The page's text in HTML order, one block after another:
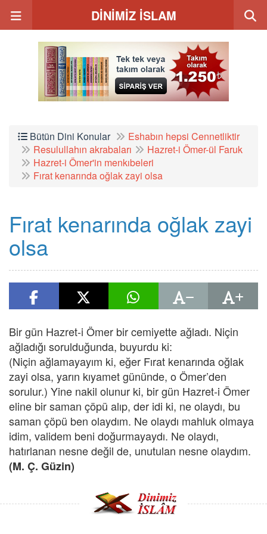
DİNİMİZ İSLAM
Bütün Dini Konular
Eshabın hepsi Cennetliktir
Resulullahın akrabaları
Hazret-i Ömer-ül Faruk
Hazret-i Ömer'in menkıbeleri
Fırat kenarında oğlak zayi olsa
Fırat kenarında oğlak zayi
olsa
Bir gün Hazret-i Ömer bir cemiyette ağladı. Niçin
ağladığı sorulduğunda, buyurdu ki:
(Niçin ağlamayayım ki, eğer Fırat kenarında oğlak
zayi olsa, yarın kıyamet gününde, o Ömer’den
sorulur.) Yine nakil olunur ki, bir gün Hazret-i Ömer
eline bir saman çöpü alıp, der idi ki, ne olaydı, bu
saman çöpü ben olaydım. Ne olaydı mahluk olmaya
idim, validem beni doğurmayaydı. Ne olaydı,
hatırlanan nesne değil de, unutulan nesne olaydım.
(M. Ç. Güzin)